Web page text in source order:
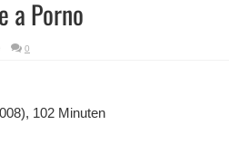
a Porno
0
102 Minuten